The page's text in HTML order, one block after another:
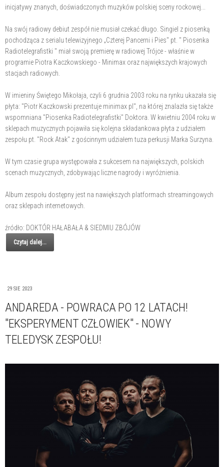
inicjatywy znanych, doświadczonych muzyków polskiej sceny rockowej...
Na swój radiowy debiut zespół nie musiał czekać długo. Singiel z piosenką
pochodząca z serialu telewizyjnego „Czterej Pancerni i Pies" pt. " Piosenka
Radiotelegrafistki " miał swoją premierę w radiowej Trójce - właśnie w
programie Piotra Kaczkowskiego - Minimax oraz największych krajowych
stacjach radiowych.
W imieniny Świętego Mikołaja, czyli 6 grudnia 2003 roku na rynku ukazała się
płyta: "Piotr Kaczkowski prezentuje minimax pl", na której znalazła się także
wspomniana "Piosenka Radiotelegrafistki" Doktora. W kwietniu 2004 roku w
sklepach muzycznych pojawiła się kolejna składankowa płyta z udziałem
zespołu pt. "Rock Atak" z gościnnym udziałem tuza perkusji Marka Surzyna.
W tym czasie grupa występowała z sukcesem na największych, polskich
scenach muzycznych, zdobywając liczne nagrody i wyróżnienia.
Album zespołu dostępny jest na nawiększych platformach streamingowych
oraz sklepach internetowych.
źródło: DOKTÓR HAŁABAŁA & SIEDMIU ZBÓJÓW
Czytaj dalej...
29 SIE 2023
ANDAREDA - POWRACA PO 12 LATACH!
"EKSPERYMENT CZŁOWIEK" - NOWY
TELEDYSK ZESPOŁU!